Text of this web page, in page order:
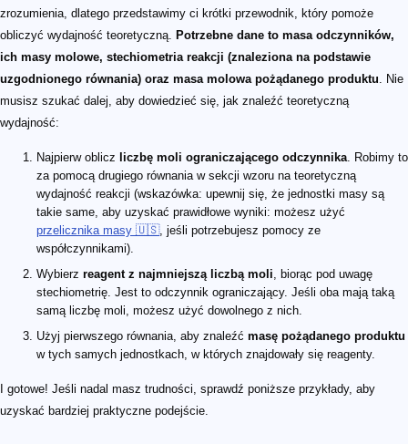
zrozumienia, dlatego przedstawimy ci krótki przewodnik, który pomoże
obliczyć wydajność teoretyczną. Potrzebne dane to masa odczynników,
ich masy molowe, stechiometria reakcji (znaleziona na podstawie
uzgodnionego równania) oraz masa molowa pożądanego produktu. Nie
musisz szukać dalej, aby dowiedzieć się, jak znaleźć teoretyczną
wydajność:
Najpierw oblicz liczbę moli ograniczającego odczynnika. Robimy to
za pomocą drugiego równania w sekcji wzoru na teoretyczną
wydajność reakcji (wskazówka: upewnij się, że jednostki masy są
takie same, aby uzyskać prawidłowe wyniki: możesz użyć
przelicznika masy 🇺🇸, jeśli potrzebujesz pomocy ze
współczynnikami).
Wybierz reagent z najmniejszą liczbą moli, biorąc pod uwagę
stechiometrię. Jest to odczynnik ograniczający. Jeśli oba mają taką
samą liczbę moli, możesz użyć dowolnego z nich.
Użyj pierwszego równania, aby znaleźć masę pożądanego produktu
w tych samych jednostkach, w których znajdowały się reagenty.
I gotowe! Jeśli nadal masz trudności, sprawdź poniższe przykłady, aby
uzyskać bardziej praktyczne podejście.